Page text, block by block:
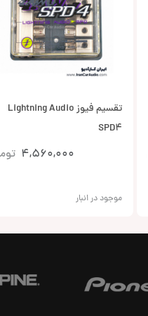
تقسیم فیوز Lightning Audio
SPD4
4,560,000
موجود در انبار